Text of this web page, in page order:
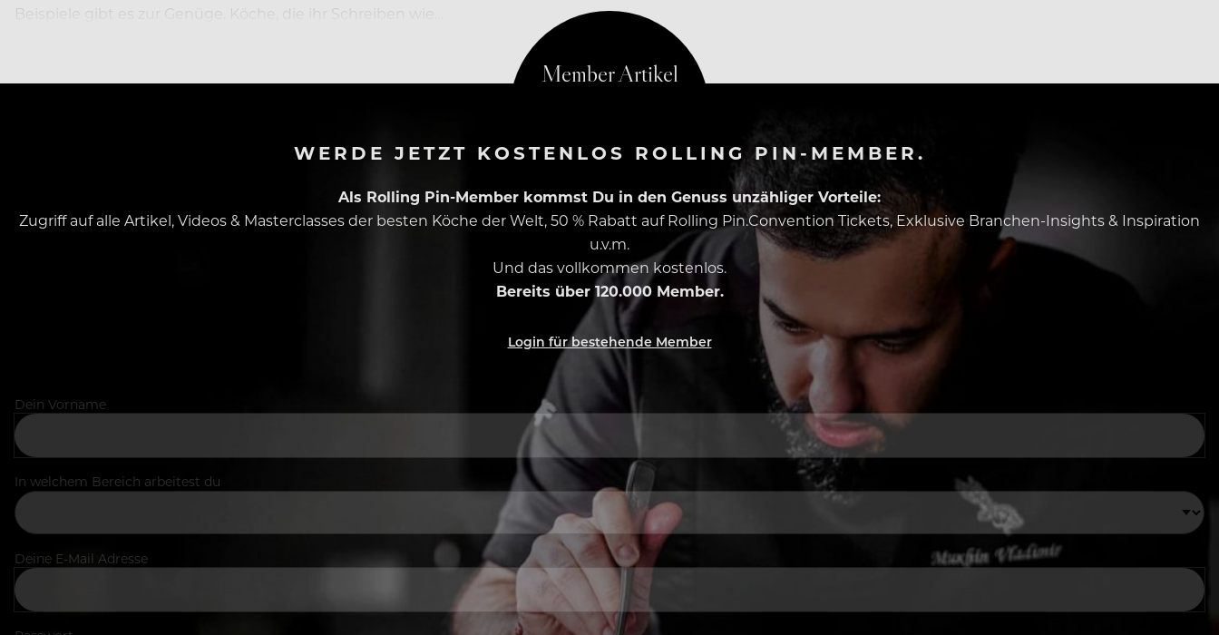
Beispiele gibt es zur Genüge. Köche, die ihr Schreiben wie…
WERDE JETZT KOSTENLOS ROLLING PIN-MEMBER.
Als Rolling Pin-Member kommst Du in den Genuss unzähliger Vorteile:
Zugriff auf alle Artikel, Videos & Masterclasses der besten Köche der Welt, 50 % Rabatt auf Rolling Pin.Convention Tickets, Exklusive Branchen-Insights & Inspiration
u.v.m.
Und das vollkommen kostenlos.
Bereits über 120.000 Member.
Login für bestehende Member
Dein Vorname
In welchem Bereich arbeitest du
Deine E-Mail Adresse